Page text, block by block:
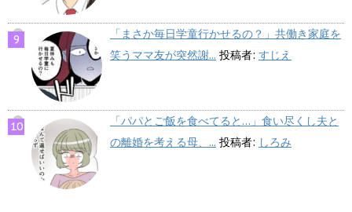
「まさか毎日学童行かせるの？」共働き家庭を
笑うママ友が突然謝... 投稿者: すじえ
「パパとご飯を食べてると…」食い尽くし夫と
の離婚を考える母、... 投稿者: しろみ